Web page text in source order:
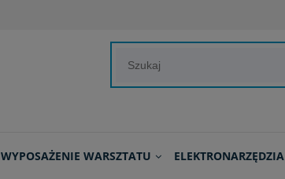
WYPOSAŻENIE WARSZTATU ELEKTRONARZĘDZIA